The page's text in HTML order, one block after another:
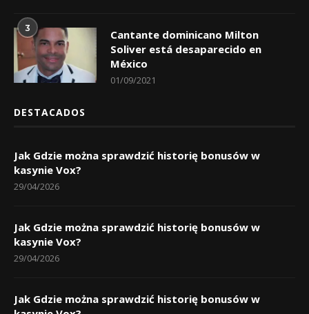
3
Cantante dominicano Milton
Soliver está desaparecido en
México
01/09/2021
DESTACADOS
Jak Gdzie można sprawdzić historię bonusów w
kasynie Vox?
29/04/2026
Jak Gdzie można sprawdzić historię bonusów w
kasynie Vox?
29/04/2026
Jak Gdzie można sprawdzić historię bonusów w